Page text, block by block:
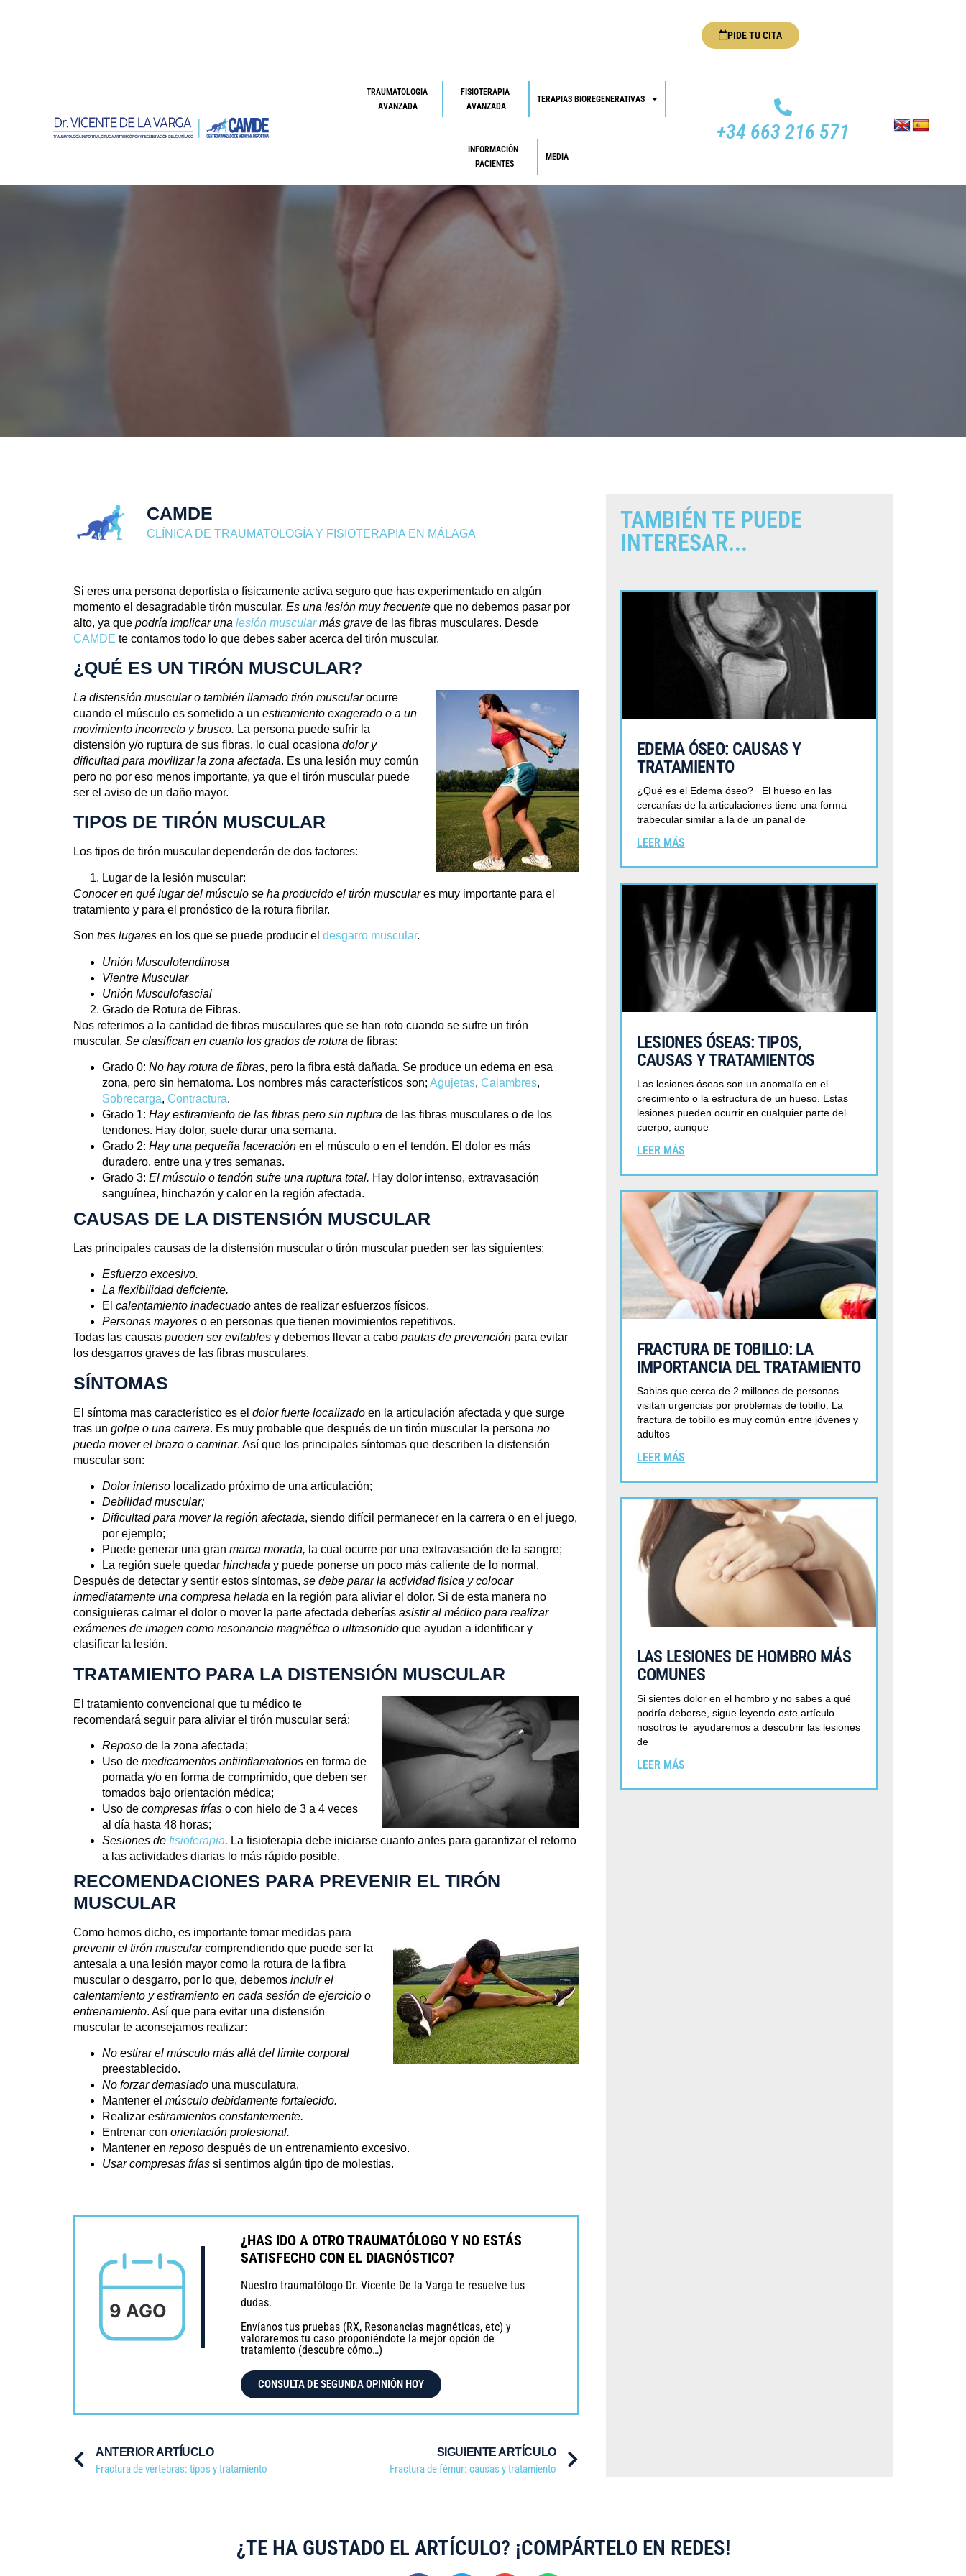
PIDE TU CITA
TRAUMATOLOGIA
AVANZADA
FISIOTERAPIA
AVANZADA
TERAPIAS BIOREGENERATIVAS
INFORMACIÓN
PACIENTES
MEDIA
+34 663 216 571
Blog
CONOCE EL SECRETO PARA PREVENIR EL TIRÓN
MUSCULAR
CAMDE
CLÍNICA DE TRAUMATOLOGÍA Y FISIOTERAPIA EN MÁLAGA
Si eres una persona deportista o físicamente activa seguro que has experimentado en algún
momento el desagradable tirón muscular. Es una lesión muy frecuente que no debemos pasar por
alto, ya que podría implicar una lesión muscularmás grave de las fibras musculares. Desde
CAMDE te contamos todo lo que debes saber acerca del tirón muscular.
¿QUÉ ES UN TIRÓN MUSCULAR?
La distensión muscular o también llamado tirón muscular ocurre
cuando el músculo es sometido a un estiramiento exagerado o a un
movimiento incorrecto y brusco. La persona puede sufrir la
distensión y/o ruptura de sus fibras, lo cual ocasiona dolor y
dificultad para movilizar la zona afectada. Es una lesión muy común
pero no por eso menos importante, ya que el tirón muscular puede
ser el aviso de un daño mayor.
TIPOS DE TIRÓN MUSCULAR
Los tipos de tirón muscular dependerán de dos factores:
Lugar de la lesión muscular:
Conocer en qué lugar del músculo se ha producido el tirón musculares muy importante para el
tratamiento y para el pronóstico de la rotura fibrilar.
Son tres lugares en los que se puede producir el desgarro muscular.
Unión Musculotendinosa
Vientre Muscular
Unión Musculofascial
Grado de Rotura de Fibras.
Nos referimos a la cantidad de fibras musculares que se han roto cuando se sufre un tirón
muscular. Se clasifican en cuanto los grados de rotura de fibras:
Grado 0: No hay rotura de fibras, pero la fibra está dañada. Se produce un edema en esa
zona, pero sin hematoma. Los nombres más característicos son; Agujetas, Calambres,
Sobrecarga, Contractura.
Grado 1: Hay estiramiento de las fibras pero sin ruptura de las fibras musculares o de los
tendones. Hay dolor, suele durar una semana.
Grado 2: Hay una pequeña laceración en el músculo o en el tendón. El dolor es más
duradero, entre una y tres semanas.
Grado 3: El músculo o tendón sufre una ruptura total. Hay dolor intenso, extravasación
sanguínea, hinchazón y calor en la región afectada.
CAUSAS DE LA DISTENSIÓN MUSCULAR
Las principales causas de la distensión muscular o tirón muscular pueden ser las siguientes:
Esfuerzo excesivo.
La flexibilidad deficiente.
El calentamiento inadecuado antes de realizar esfuerzos físicos.
Personas mayores o en personas que tienen movimientos repetitivos.
Todas las causas pueden ser evitables y debemos llevar a cabo pautas de prevención para evitar
los desgarros graves de las fibras musculares.
SÍNTOMAS
El síntoma mas característico es el dolor fuerte localizado en la articulación afectada y que surge
tras un golpe o una carrera. Es muy probable que después de un tirón muscular la persona no
pueda mover el brazo o caminar. Así que los principales síntomas que describen la distensión
muscular son:
Dolor intenso localizado próximo de una articulación;
Debilidad muscular;
Dificultad para mover la región afectada, siendo difícil permanecer en la carrera o en el juego,
por ejemplo;
Puede generar una gran marca morada, la cual ocurre por una extravasación de la sangre;
La región suele quedar hinchada y puede ponerse un poco más caliente de lo normal.
Después de detectar y sentir estos síntomas, se debe parar la actividad física y colocar
inmediatamente una compresa helada en la región para aliviar el dolor. Si de esta manera no
consiguieras calmar el dolor o mover la parte afectada deberías asistir al médico para realizar
exámenes de imagen como resonancia magnética o ultrasonido que ayudan a identificar y
clasificar la lesión.
TRATAMIENTO PARA LA DISTENSIÓN MUSCULAR
El tratamiento convencional que tu médico te
recomendará seguir para aliviar el tirón muscular será:
Reposo de la zona afectada;
Uso de medicamentos antiinflamatorios en forma de
pomada y/o en forma de comprimido, que deben ser
tomados bajo orientación médica;
Uso de compresas frías o con hielo de 3 a 4 veces
al día hasta 48 horas;
Sesiones de fisioterapia. La fisioterapia debe iniciarse cuanto antes para garantizar el retorno
a las actividades diarias lo más rápido posible.
RECOMENDACIONES PARA PREVENIR EL TIRÓN
MUSCULAR
Como hemos dicho, es importante tomar medidas para
prevenir el tirón muscular comprendiendo que puede ser la
antesala a una lesión mayor como la rotura de la fibra
muscular o desgarro, por lo que, debemos incluir el
calentamiento y estiramiento en cada sesión de ejercicio o
entrenamiento. Así que para evitar una distensión
muscular te aconsejamos realizar:
No estirar el músculo más allá del límite corporal
preestablecido.
No forzar demasiado una musculatura.
Mantener el músculo debidamente fortalecido.
Realizar estiramientos constantemente.
Entrenar con orientación profesional.
Mantener en reposo después de un entrenamiento excesivo.
Usar compresas frías si sentimos algún tipo de molestias.
9 AGO
¿HAS IDO A OTRO TRAUMATÓLOGO Y NO ESTÁS
SATISFECHO CON EL DIAGNÓSTICO?
Nuestro traumatólogo Dr. Vicente De la Varga te resuelve tus
dudas.
Envíanos tus pruebas (RX, Resonancias magnéticas, etc) y
valoraremos tu caso proponiéndote la mejor opción de
tratamiento (descubre cómo…)
CONSULTA DE SEGUNDA OPINIÓN HOY
ANTERIOR ARTÍUCLO
Fractura de vértebras: tipos y tratamiento
SIGUIENTE ARTÍCULO
Fractura de fémur: causas y tratamiento
TAMBIÉN TE PUEDE
INTERESAR...
EDEMA ÓSEO: CAUSAS Y
TRATAMIENTO
¿Qué es el Edema óseo? El hueso en las
cercanías de la articulaciones tiene una forma
trabecular similar a la de un panal de
LEER MÁS
LESIONES ÓSEAS: TIPOS,
CAUSAS Y TRATAMIENTOS
Las lesiones óseas son un anomalía en el
crecimiento o la estructura de un hueso. Estas
lesiones pueden ocurrir en cualquier parte del
cuerpo, aunque
LEER MÁS
FRACTURA DE TOBILLO: LA
IMPORTANCIA DEL TRATAMIENTO
Sabias que cerca de 2 millones de personas
visitan urgencias por problemas de tobillo. La
fractura de tobillo es muy común entre jóvenes y
adultos
LEER MÁS
LAS LESIONES DE HOMBRO MÁS
COMUNES
Si sientes dolor en el hombro y no sabes a qué
podría deberse, sigue leyendo este artículo
nosotros te ayudaremos a descubrir las lesiones
de
LEER MÁS
¿TE HA GUSTADO EL ARTÍCULO? ¡COMPÁRTELO EN REDES!